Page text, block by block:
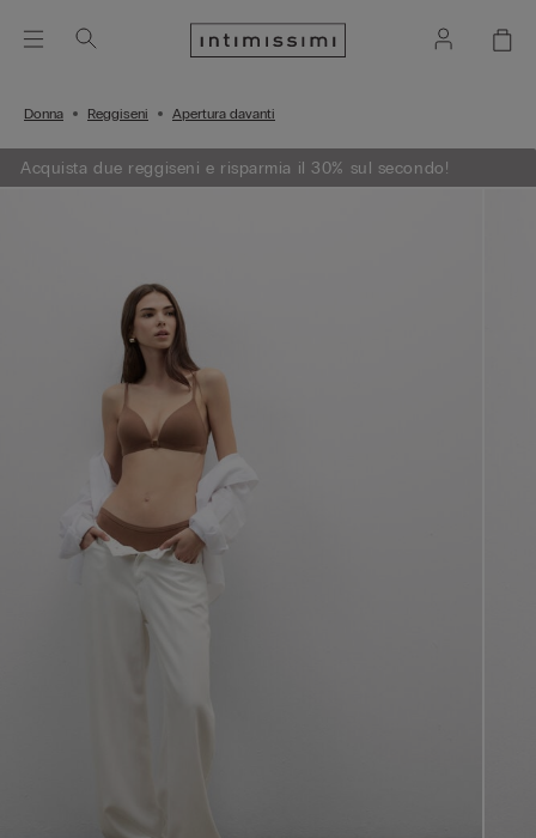
Donna Reggiseni Apertura davanti
Acquista due reggiseni e risparmia il 30% sul secondo!